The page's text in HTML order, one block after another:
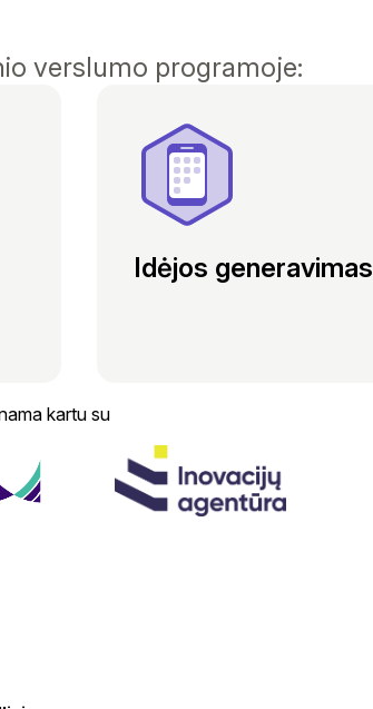
verslumo programoje:
Idėjos generavimas
kartu su